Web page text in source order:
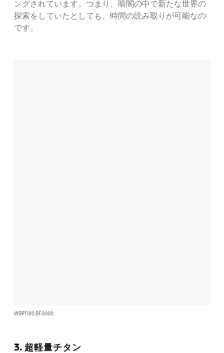
ングされています。つまり、暗闇の中で新たな世界の
探索をしていたとしても、時間の読み取りが可能なの
です。
WBP1180.BF0000
3. 超軽量チタン